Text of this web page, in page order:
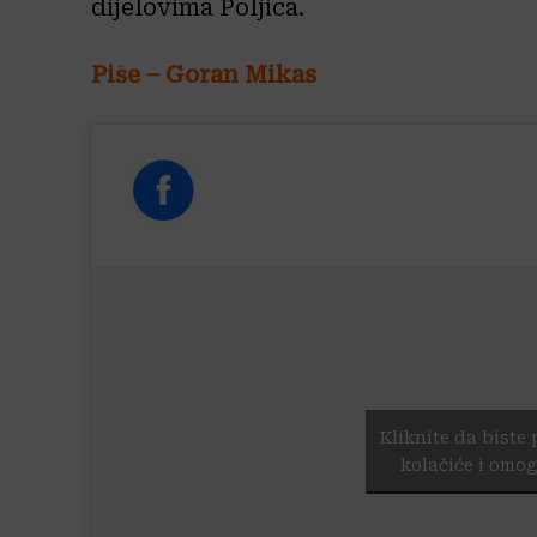
dijelovima Poljica.
Piše – Goran Mikas
Kliknite da biste
kolačiće i